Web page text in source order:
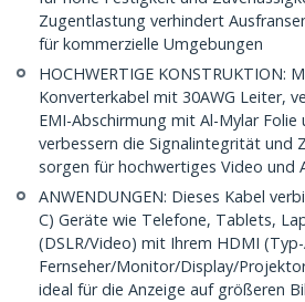
Zugentlastung verhindert
für kommerzielle Umgebungen
HOCHWERTIGE KONSTRUKTION:
Konverterkabel mit 30AWG Leiter,
EMI-Abschirmung mit Al-Mylar
verbessern die Signalintegrität und
sorgen für hochwertiges Video und
ANWENDUNGEN: Dieses Kabel
C) Geräte wie Telefone, Tablets,
(DSLR/Video) mit Ihrem HDMI
Fernseher/Monitor/Display/
ideal für die Anzeige auf größeren